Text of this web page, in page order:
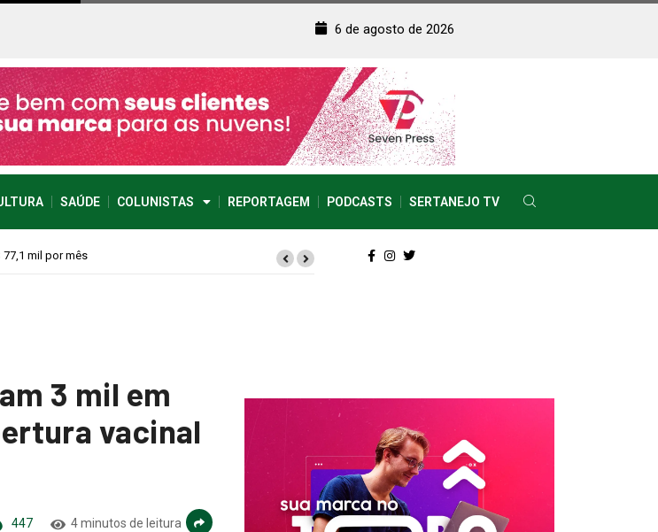
6 de agosto de 2026
SAÚDE COLUNISTAS REPORTAGEM PODCASTS SERTANEJO TV
3 mil em
vacinal
447 4 minutos de leitura